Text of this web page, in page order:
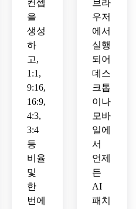
컨셉
을
생성
하
고,
1:1,
9:16,
16:9,
4:3,
3:4
등
비율
및
한
번에
브라
우저
에서
실행
되어
데스
크톱
이나
모바
일에
서
언제
든
AI
패치